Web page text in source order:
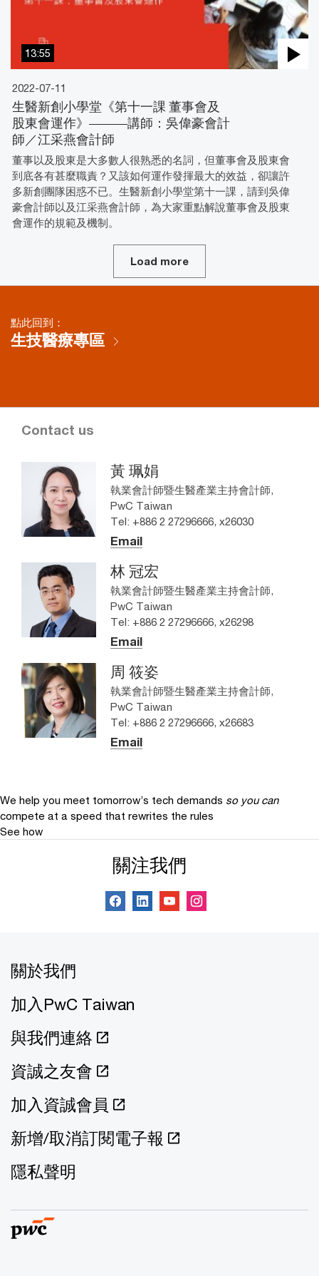
13:55
2022-07-11
生醫新創小學堂《第十一課 董事會及
股東會運作》———講師：吳偉豪會計
師／江采燕會計師
董事以及股東是大多數人很熟悉的名詞，但董事會及股東會
到底各有甚麼職責？又該如何運作發揮最大的效益，卻讓許
多新創團隊困惑不已。生醫新創小學堂第十一課，請到吳偉
豪會計師以及江采燕會計師，為大家重點解說董事會及股東
會運作的規範及機制。
Load more
點此回到：
生技醫療專區
Contact us
黃 珮娟
執業會計師暨生醫產業主持會計師,
PwC Taiwan
Tel: +886 2 27296666, x26030
Email
林 冠宏
執業會計師暨生醫產業主持會計師,
PwC Taiwan
Tel: +886 2 27296666, x26298
Email
周 筱姿
執業會計師暨生醫產業主持會計師,
PwC Taiwan
Tel: +886 2 27296666, x26683
Email
We help you meet tomorrow’s tech demands so you can
compete at a speed that rewrites the rules
See how
關注我們
關於我們
加入PwC Taiwan
與我們連絡
資誠之友會
加入資誠會員
新增/取消訂閱電子報
隱私聲明